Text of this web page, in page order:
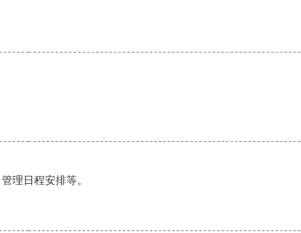
理日程安排等。